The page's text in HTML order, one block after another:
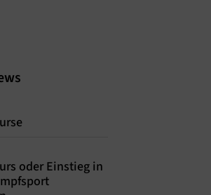
oder Einstieg in